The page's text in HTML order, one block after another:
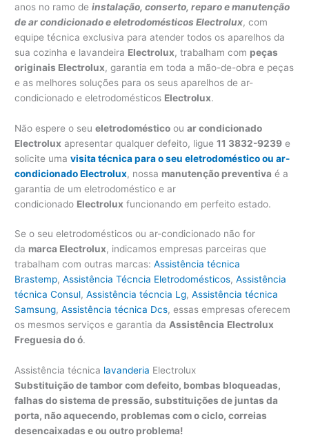
anos no ramo deinstalação, conserto, reparo e manutenção
de ar condicionado e eletrodomésticos Electrolux, com
equipe técnica exclusiva para atender todos os aparelhos da
sua cozinha e lavandeira Electrolux, trabalham com peças
originais Electrolux, garantia em toda a mão-de-obra e peças
e as melhores soluções para os seus aparelhos de ar-
condicionado e eletrodomésticos Electrolux.
Não espere o seueletrodoméstico ouar condicionado
Electrolux apresentar qualquer defeito, ligue11 3832-9239 e
solicite umavisita técnica para o seu eletrodoméstico ou ar-
condicionado Electrolux, nossa manutenção preventiva é a
garantia de um eletrodoméstico e ar
condicionado Electrolux funcionando em perfeito estado.
Se o seu eletrodomésticos ou ar-condicionado não for
da marca Electrolux, indicamos empresas parceiras que
trabalham com outras marcas:Assistência técnica
Brastemp,Assistência Técncia Eletrodomésticos,Assistência
técnica Consul,Assistência técncia Lg,Assistência técnica
Samsung,Assistência técnica Dcs, essas empresas oferecem
os mesmos serviços e garantia daAssistência Electrolux
Freguesia do ó.
Assistência técnica lavanderia Electrolux
Substituição de tambor com defeito, bombas bloqueadas,
falhas do sistema de pressão, substituições de juntas da
porta, não aquecendo, problemas com o ciclo, correias
desencaixadas e ou outro problema!